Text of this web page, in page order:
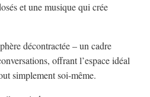
et une musique qui crée
décontractée – un cadre
offrant l’espace idéal
simplement soi-même.